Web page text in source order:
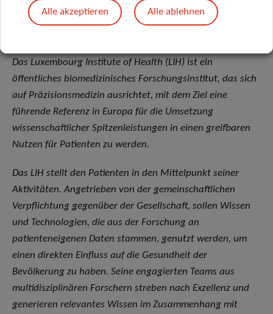
Über das Luxembourg Institute of Health: Research
Das Luxembourg Institute of Health (LIH) ist ein
öffentliches biomedizinisches Forschungsinstitut, das sich
auf Präzisionsmedizin ausrichtet, mit dem Ziel eine
führende Referenz in Europa für die Umsetzung
wissenschaftlicher Spitzenleistungen in einen greifbaren
Nutzen für Patienten zu werden.
Das LIH stellt den Patienten in den Mittelpunkt seiner
Aktivitäten. Angetrieben von der gemeinschaftlichen
Verpflichtung gegenüber der Gesellschaft, sollen Wissen
und Technologien, die aus der Forschung an
patienteneigenen Daten stammen, genutzt werden, um
einen direkten Einfluss auf die Gesundheit der
Bevölkerung zu haben. Seine engagierten Teams aus
multidisziplinären Forschern streben nach Exzellenz und
generieren relevantes Wissen im Zusammenhang mit
Alle akzeptieren Alle ablehnen